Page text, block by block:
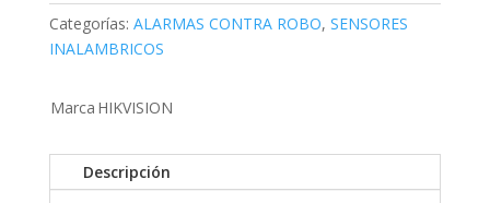
Categorías: ALARMAS CONTRA ROBO, SENSORES
INALAMBRICOS
Marca HIKVISION
Descripción